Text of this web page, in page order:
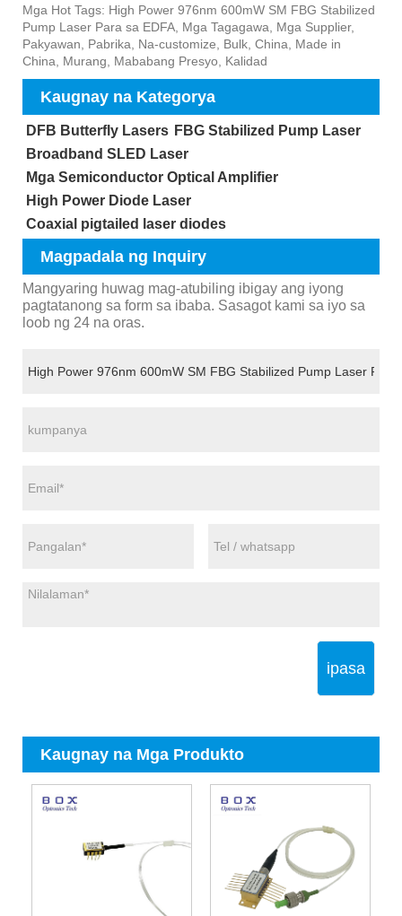
Mga Hot Tags: High Power 976nm 600mW SM FBG Stabilized
Pump Laser Para sa EDFA, Mga Tagagawa, Mga Supplier,
Pakyawan, Pabrika, Na-customize, Bulk, China, Made in
China, Murang, Mababang Presyo, Kalidad
Kaugnay na Kategorya
DFB Butterfly Lasers FBG Stabilized Pump Laser
Broadband SLED Laser
Mga Semiconductor Optical Amplifier
High Power Diode Laser
Coaxial pigtailed laser diodes
Magpadala ng Inquiry
Mangyaring huwag mag-atubiling ibigay ang iyong
pagtatanong sa form sa ibaba. Sasagot kami sa iyo sa
loob ng 24 na oras.
ipasa
Kaugnay na Mga Produkto